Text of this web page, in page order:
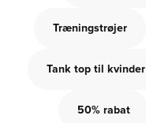
Træningstrøjer
Tank top til kvinder
50% rabat